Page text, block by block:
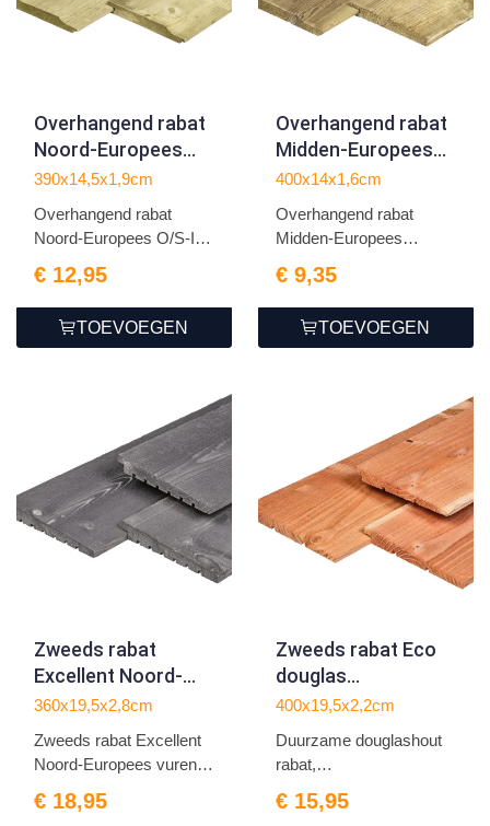
Overhangend rabat
Noord-Europees
O/S-IV vuren
390x14,5x1,9cm
Overhangend rabat
Noord-Europees O/S-IV
€ 12,95
TOEVOEGEN
Overhangend rabat
Midden-Europees
grenen
400x14x1,6cm
Overhangend rabat
Midden-Europees
€ 9,35
TOEVOEGEN
Zweeds rabat
Excellent Noord-
Europees vuren
1.4/2.8x19.5x360cm
360x19,5x2,8cm
Zweeds rabat Excellent
Noord-Europees vuren
€ 18,95
Zweeds rabat Eco
douglas
1.1/2.2x19.5x400cm
400x19,5x2,2cm
Duurzame douglashout
rabat,
€ 15,95